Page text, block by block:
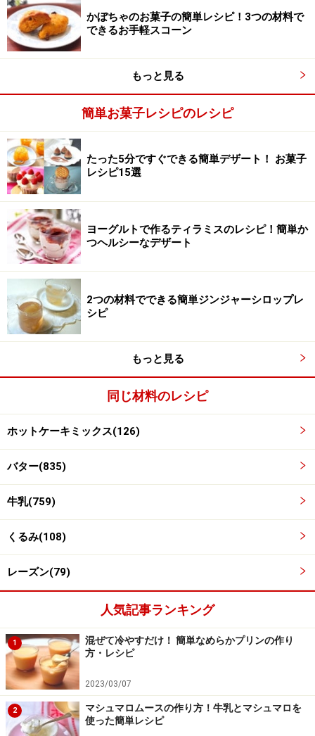
3
牛乳を加え、生地をひとまとめにする。
刻んだくるみ、レーズンを加え、全体に均等になるよう
にざっと混ぜ合わせます。牛乳を加え、生地をひとまと
めにします。
4
170℃のオーブンで約12分焼く。
約4cm厚さにひとまとめにした生地を8等分します。予熱
した170℃のオーブンで約12分焼きます。
かぼちゃのお菓子の簡単レシピ！3つの材料で
できるお手軽スコーン
もっと見る
簡単お菓子レシピのレシピ
たった5分ですぐできる簡単デザート！ お菓子
レシピ15選
ヨーグルトで作るティラミスのレシピ！簡単か
つヘルシーなデザート
2つの材料でできる簡単ジンジャーシロップレ
シピ
もっと見る
同じ材料のレシピ
ホットケーキミックス(126)
バター(835)
牛乳(759)
くるみ(108)
レーズン(79)
人気記事ランキング
1
混ぜて冷やすだけ！ 簡単なめらかプリンの作り
方・レシピ
2023/03/07
2
マシュマロムースの作り方！牛乳とマシュマロを
使った簡単レシピ